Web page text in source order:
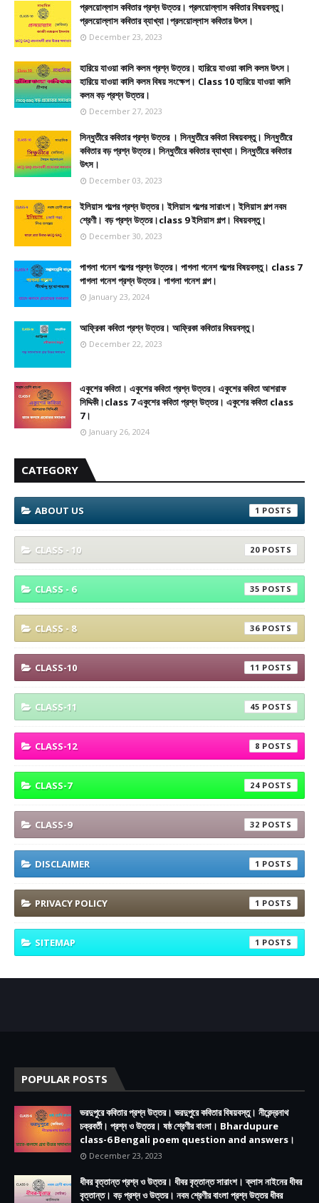
প্রলয়োল্লাস কবিতার প্রশ্ন উত্তর। প্রলয়োল্লাস কবিতার বিষয়বস্তু।
প্রলয়োল্লাস কবিতার ব্যাখ্যা।প্রলয়োল্লাস কবিতার উৎস।
December 23, 2023
হারিয়ে যাওয়া কালি কলম প্রশ্ন উত্তর। হারিয়ে যাওয়া কালি কলম উৎস।
হারিয়ে যাওয়া কালি কলম বিষয় সংক্ষেপ। Class 10 হারিয়ে যাওয়া কালি
কলম বড় প্রশ্ন উত্তর।
December 27, 2023
সিন্ধুতীরে কবিতার প্রশ্ন উত্তর । সিন্ধুতীরে কবিতা বিষয়বস্তু। সিন্ধুতীরে
কবিতার বড় প্রশ্ন উত্তর। সিন্ধুতীরে কবিতার ব্যাখ্যা। সিন্ধুতীরে কবিতার
উৎস।
December 03, 2023
ইলিয়াস গল্পের প্রশ্ন উত্তর। ইলিয়াস গল্পের সারাংশ। ইলিয়াস গল্প নবম
শ্রেণী। বড় প্রশ্ন উত্তর।class 9 ইলিয়াস গল্প। বিষয়বস্তু।
December 30, 2023
পাগলা গনেশ গল্পের প্রশ্ন উত্তর। পাগলা গনেশ গল্পের বিষয়বস্তু। class 7
পাগলা গনেশ প্রশ্ন উত্তর। পাগলা গনেশ গল্প।
January 23, 2024
আফ্রিকা কবিতা প্রশ্ন উত্তর। আফ্রিকা কবিতার বিষয়বস্তু।
December 22, 2023
একুশের কবিতা। একুশের কবিতা প্রশ্ন উত্তর। একুশের কবিতা আশরাফ
সিদ্দিকী।class 7 একুশের কবিতা প্রশ্ন উত্তর। একুশের কবিতা class
7।
January 26, 2024
CATEGORY
ABOUT US 1
CLASS - 10 20
CLASS - 6 35
CLASS - 8 36
CLASS-10 11
CLASS-11 45
CLASS-12 8
CLASS-7 24
CLASS-9 32
DISCLAIMER 1
PRIVACY POLICY 1
SITEMAP 1
POPULAR POSTS
ভরদুপুরে কবিতার প্রশ্ন উত্তর। ভরদুপুরে কবিতার বিষয়বস্তু। নীরেন্দ্রনাথ
চক্রবর্তী। প্রশ্ন ও উত্তর। ষষ্ঠ শ্রেণীর বাংলা। Bhardupure
class-6 Bengali poem question and answers।
December 23, 2023
ধীবর বৃত্তান্ত প্রশ্ন ও উত্তর। ধীবর বৃত্তান্ত সারাংশ। ক্লাস নাইনের ধীবর
বৃত্তান্ত। বড় প্রশ্ন ও উত্তর। নবম শ্রেণীর বাংলা প্রশ্ন উত্তর ধীবর